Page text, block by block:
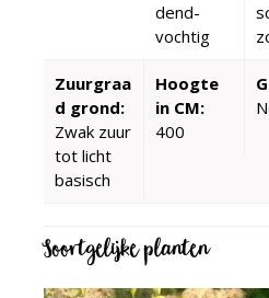
dend-
vochtig
Zuurgraa
d grond:
Zwak zuur
tot licht
basisch
Hoogte
in CM:
400
Soortgelijke planten